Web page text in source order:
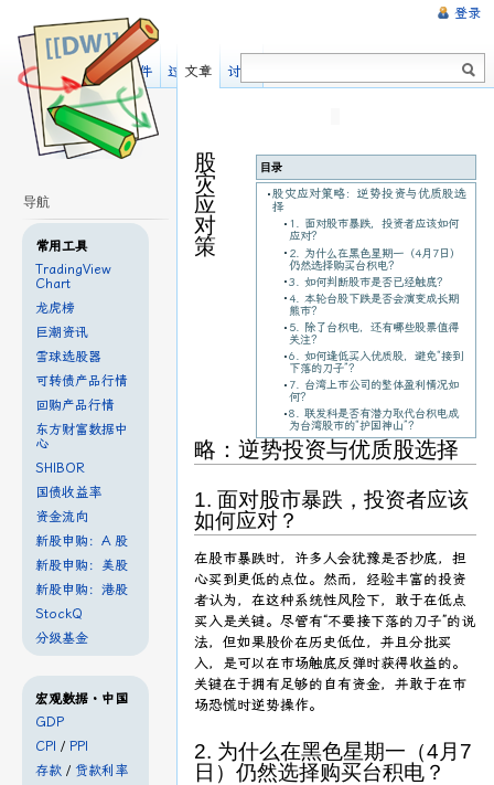
目录
股灾应对策略：逆势投资与优质股选
择
1. 面对股市暴跌，投资者应该如何
应对？
2. 为什么在黑色星期一（4月7日）
仍然选择购买台积电？
3. 如何判断股市是否已经触底？
4. 本轮台股下跌是否会演变成长期
熊市？
5. 除了台积电，还有哪些股票值得
关注？
6. 如何逢低买入优质股，避免“接到
下落的刀子”？
7. 台湾上市公司的整体盈利情况如
何？
8. 联发科是否有潜力取代台积电成
为台湾股市的“护国神山”？
股
灾
应
对
策
略：逆势投资与优质股选择
1. 面对股市暴跌，投资者应该
如何应对？
在股市暴跌时，许多人会犹豫是否抄底，担
心买到更低的点位。然而，经验丰富的投资
者认为，在这种系统性风险下，敢于在低点
买入是关键。尽管有“不要接下落的刀子”的说
法，但如果股价在历史低位，并且分批买
入，是可以在市场触底反弹时获得收益的。
关键在于拥有足够的自有资金，并敢于在市
场恐慌时逆势操作。
2. 为什么在黑色星期一（4月7
日）仍然选择购买台积电？
登录
文章 讨论
阅读 显示源文件 过去修订
导航
常用工具
TradingView
Chart
龙虎榜
巨潮资讯
雪球选股器
可转债产品行情
回购产品行情
东方财富数据中
心
SHIBOR
国债收益率
资金流向
新股申购：A 股
新股申购：美股
新股申购：港股
StockQ
分级基金
宏观数据・中国
GDP
CPI / PPI
存款 / 贷款利率